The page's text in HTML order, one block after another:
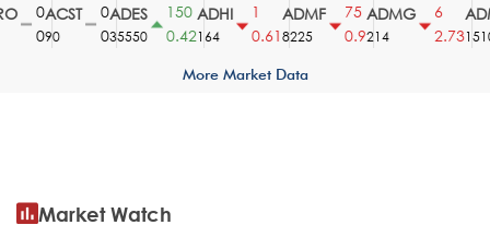
ACST
90
ADES
35550
150
0.42
ADHI
164
0.61
ADMF
8225
75
0.9
ADMG
214
2.731510
More Market Data
Market Watch